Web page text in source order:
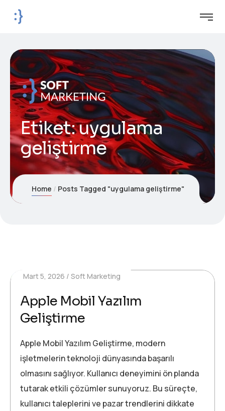
Etiket:uygulama
geliştirme
Home Posts Tagged "uygulama geliştirme"
Mart 5, 2026 Soft Marketing
Apple Mobil Yazılım
Geliştirme
Apple Mobil Yazılım Geliştirme, modern
işletmelerin teknoloji dünyasında başarılı
olmasını sağlıyor. Kullanıcı deneyimini ön planda
tutarak etkili çözümler sunuyoruz. Bu süreçte,
kullanıcı taleplerini ve pazar trendlerini dikkate